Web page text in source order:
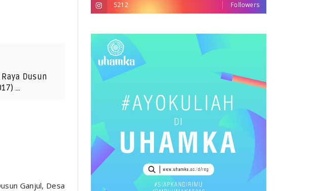
Dusun
…
Ganjul, Desa
5212 Followers